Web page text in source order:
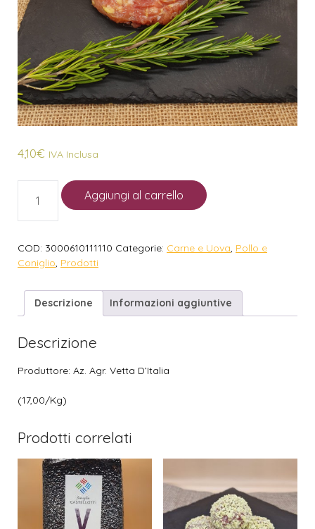
4,10€ IVA Inclusa
Aggiungi al carrello
COD: 3000610111110 Categorie: Carne e Uova, Pollo e
Coniglio, Prodotti
Descrizione Informazioni aggiuntive
Descrizione
Produttore: Az. Agr. Vetta D’Italia
(17,00/Kg)
Prodotti correlati